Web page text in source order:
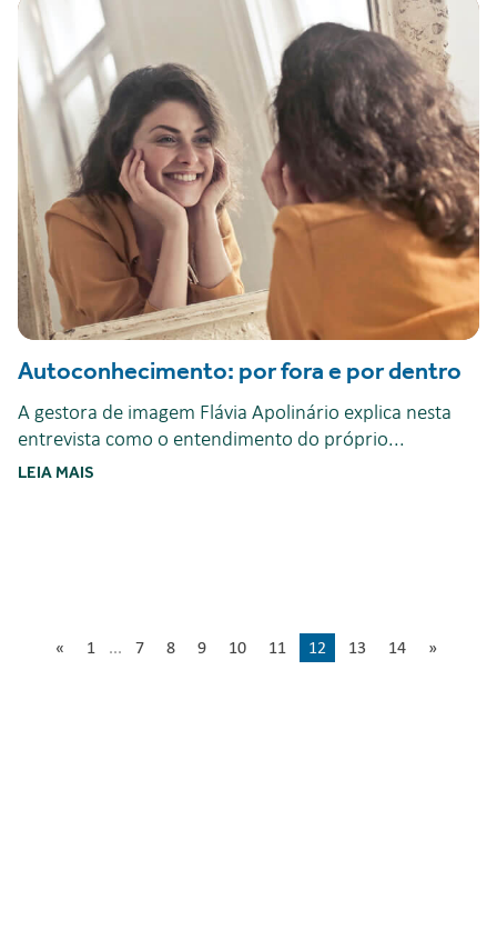
Autoconhecimento: por fora e por dentro
A gestora de imagem Flávia Apolinário explica nesta
entrevista como o entendimento do próprio...
LEIA MAIS
« 1 ... 7 8 9 10 11 12 13 14 »